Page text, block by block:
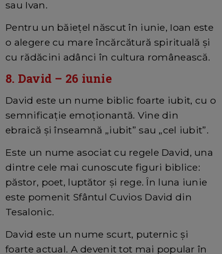
sau Ivan.
Pentru un băiețel născut în iunie, Ioan este
o alegere cu mare încărcătură spirituală și
cu rădăcini adânci în cultura românească.
8. David – 26 iunie
David este un nume biblic foarte iubit, cu o
semnificație emoționantă. Vine din
ebraică și înseamnă „iubit” sau „cel iubit”.
Este un nume asociat cu regele David, una
dintre cele mai cunoscute figuri biblice:
păstor, poet, luptător și rege. În luna iunie
este pomenit Sfântul Cuvios David din
Tesalonic.
David este un nume scurt, puternic și
foarte actual. A devenit tot mai popular în